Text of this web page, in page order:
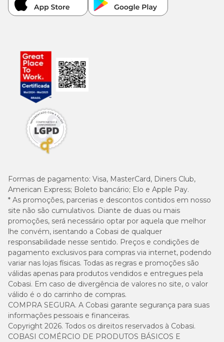
Formas de pagamento: Visa, MasterCard, Diners Club,
American Express; Boleto bancário; Elo e Apple Pay.
* As promoções, parcerias e descontos contidos em nosso
site não são cumulativos. Diante de duas ou mais
promoções, será necessário optar por aquela que melhor
lhe convém, isentando a Cobasi de qualquer
responsabilidade nesse sentido. Preços e condições de
pagamento exclusivos para compras via internet, podendo
variar nas lojas físicas. Todas as regras e promoções são
válidas apenas para produtos vendidos e entregues pela
Cobasi. Em caso de divergência de valores no site, o valor
válido é o do carrinho de compras.
COMPRA SEGURA. A Cobasi garante segurança para suas
informações pessoais e financeiras.
Copyright 2026. Todos os direitos reservados à Cobasi.
COBASI COMÉRCIO DE PRODUTOS BÁSICOS E